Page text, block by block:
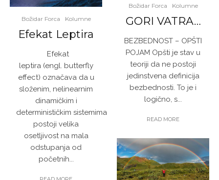
Božidar Forca Kolumne
Efekat Leptira
Efekat
leptira (engl. butterfly
effect) označava da u
složenim, nelinearnim
dinamičkim i
determinističkim sistemima
postoji velika
osetljivost na mala
odstupanja od
početnih...
Božidar Forca Kolumne
GORI VATRA…
BEZBEDNOST – OPŠTI
POJAM Opšti je stav u
teoriji da ne postoji
jedinstvena definicija
bezbednosti. To je i
logično, s...
READ MORE